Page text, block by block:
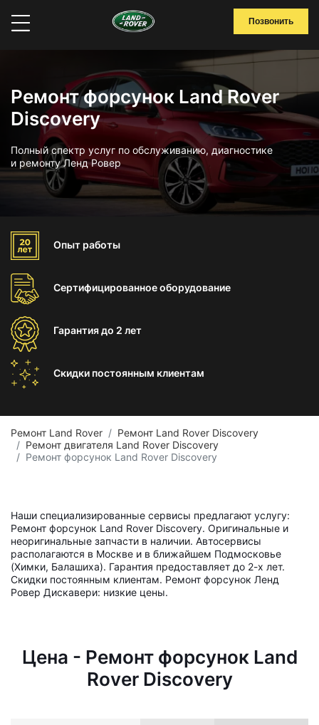
Позвонить
Ремонт форсунок Land Rover
Discovery
Полный спектр услуг по обслуживанию, диагностике
и ремонту Ленд Ровер
Опыт работы
Сертифицированноеоборудование
Гарантиядо 2 лет
Скидки постоянным клиентам
Ремонт Land Rover
Ремонт Land Rover Discovery
Ремонт двигателя Land Rover Discovery
Ремонт форсунок Land Rover Discovery
Наши специализированные сервисы предлагают услугу:
Ремонт форсунок Land Rover Discovery. Оригинальные и
неоригинальные запчасти в наличии. Автосервисы
располагаются в Москве и в ближайшем Подмосковье
(Химки, Балашиха). Гарантия предоставляет до 2-х лет.
Скидки постоянным клиентам. Ремонт форсунок Ленд
Ровер Дискавери: низкие цены.
Цена - Ремонт форсунок Land
Rover Discovery